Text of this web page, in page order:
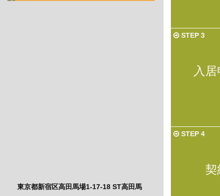
東京都新宿区高田馬場1-17-18 ST高田馬
STEP 3
入
STEP 4
契